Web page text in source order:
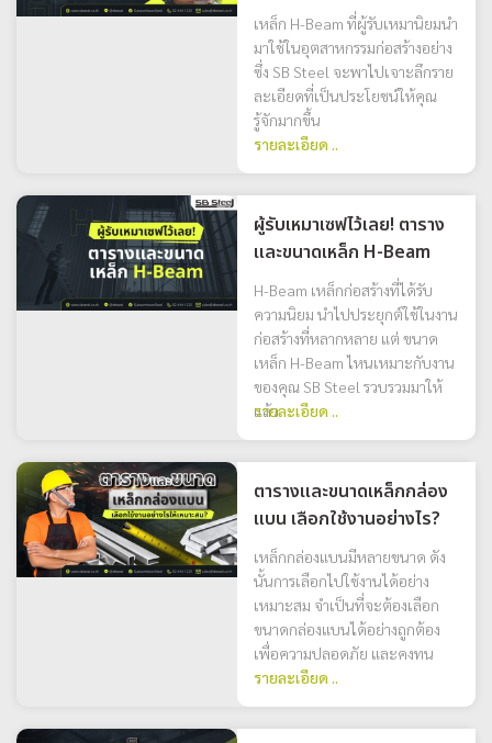
เหล็ก H-Beam ที่ผู้รับเหมานิยมนำ
มาใช้ในอุตสาหกรรมก่อสร้างอย่าง
ซึ่ง SB Steel จะพาไปเจาะลึกราย
ละเอียดที่เป็นประโยชน์ให้คุณ
รู้จักมากขึ้น
รายละเอียด ..
ผู้รับเหมาเซฟไว้เลย! ตาราง
และขนาดเหล็ก H-Beam
H-Beam เหล็กก่อสร้างที่ได้รับ
ความนิยม นำไปประยุกต์ใช้ในงาน
ก่อสร้างที่หลากหลาย แต่ ขนาด
เหล็ก H-Beam ไหนเหมาะกับงาน
ของคุณ SB Steel รวบรวมมาให้
แล้ว
รายละเอียด ..
ตารางและขนาดเหล็กกล่อง
แบน เลือกใช้งานอย่างไร?
เหล็กกล่องแบนมีหลายขนาด ดัง
นั้นการเลือกไปใช้งานได้อย่าง
เหมาะสม จำเป็นที่จะต้องเลือก
ขนาดกล่องแบนได้อย่างถูกต้อง
เพื่อความปลอดภัย และคงทน
รายละเอียด ..